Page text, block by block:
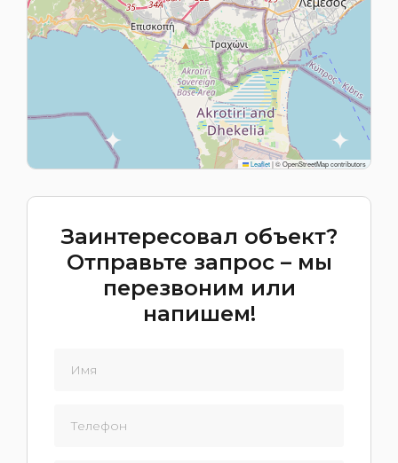
Leaflet|© OpenStreetMap contributors
Заинтересовал объект?
Отправьте запрос – мы
перезвоним или
напишем!